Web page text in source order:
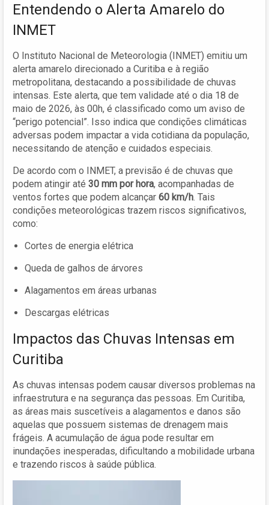
Entendendo o Alerta Amarelo do
INMET
O Instituto Nacional de Meteorologia (INMET) emitiu um
alerta amarelo direcionado a Curitiba e à região
metropolitana, destacando a possibilidade de chuvas
intensas. Este alerta, que tem validade até o dia 18 de
maio de 2026, às 00h, é classificado como um aviso de
“perigo potencial”. Isso indica que condições climáticas
adversas podem impactar a vida cotidiana da população,
necessitando de atenção e cuidados especiais.
De acordo com o INMET, a previsão é de chuvas que
podem atingir até 30 mm por hora, acompanhadas de
ventos fortes que podem alcançar 60 km/h. Tais
condições meteorológicas trazem riscos significativos,
como:
Cortes de energia elétrica
Queda de galhos de árvores
Alagamentos em áreas urbanas
Descargas elétricas
Impactos das Chuvas Intensas em
Curitiba
As chuvas intensas podem causar diversos problemas na
infraestrutura e na segurança das pessoas. Em Curitiba,
as áreas mais suscetíveis a alagamentos e danos são
aquelas que possuem sistemas de drenagem mais
frágeis. A acumulação de água pode resultar em
inundações inesperadas, dificultando a mobilidade urbana
e trazendo riscos à saúde pública.